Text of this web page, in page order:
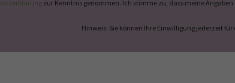
zur Kenntnis genommen. Ich stimme zu, dass meine
Hinweis: Sie können Ihre Einwilligung jederzeit